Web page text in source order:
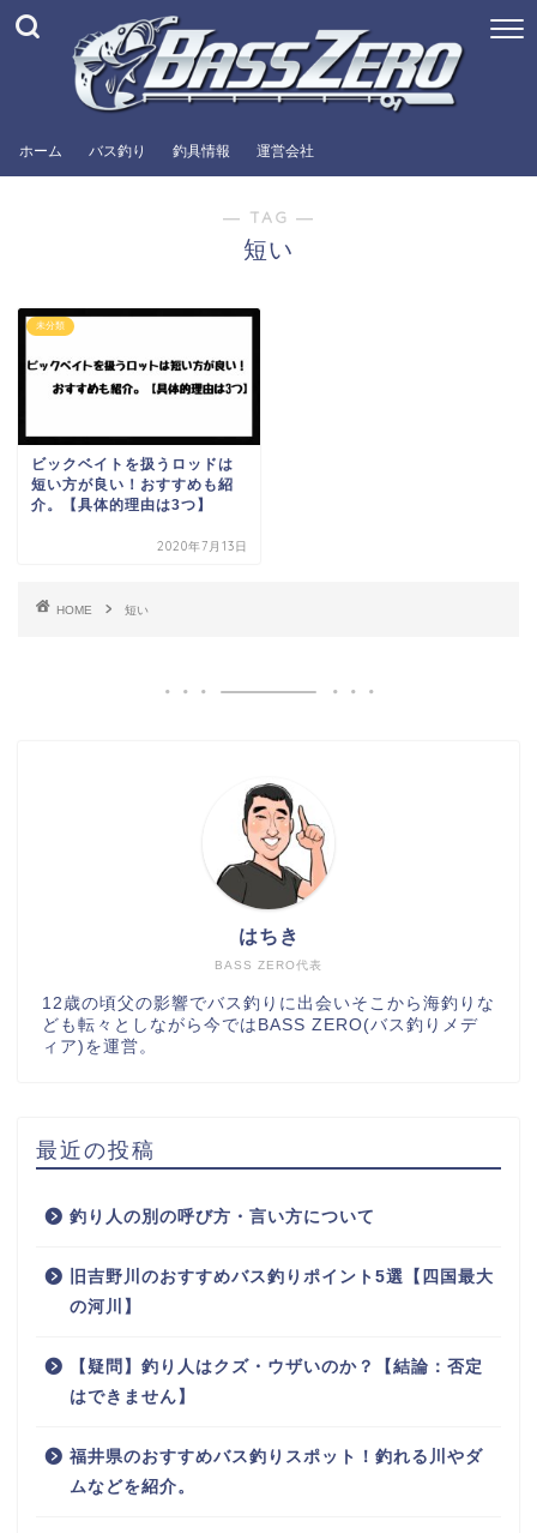
ホーム バス釣り 釣具情報 運営会社
― TAG ―
短い
未分類
ビックベイトを扱うロッドは
短い方が良い！おすすめも紹
介。【具体的理由は3つ】
2020年7月13日
HOME 短い
BASS ZERO代表
はちき
12歳の頃父の影響でバス釣りに出会いそこから海釣りな
ども転々としながら今ではBASS ZERO(バス釣りメデ
ィア)を運営。
最近の投稿
釣り人の別の呼び方・言い方について
旧吉野川のおすすめバス釣りポイント5選【四国最大
の河川】
【疑問】釣り人はクズ・ウザいのか？【結論：否定
はできません】
福井県のおすすめバス釣りスポット！釣れる川やダ
ムなどを紹介。